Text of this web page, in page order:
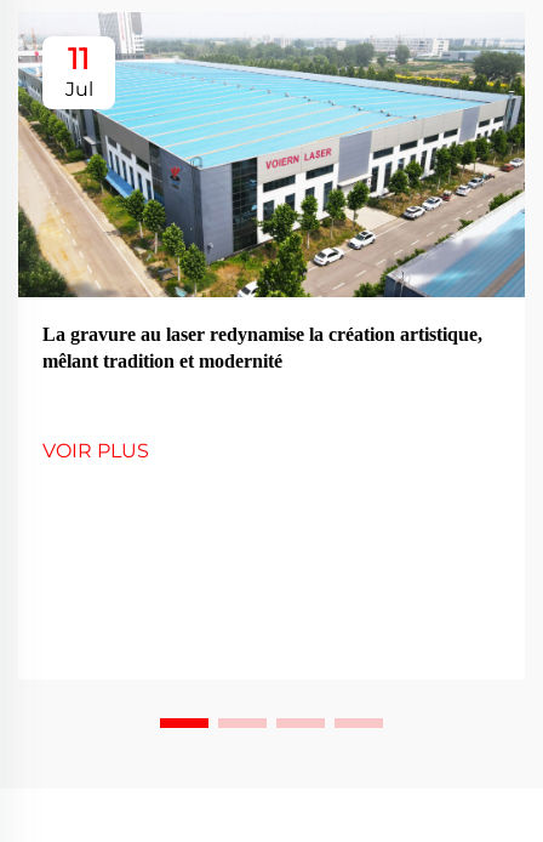
11
Jul
La gravure au laser redynamise la création artistique,
mêlant tradition et modernité
VOIR PLUS